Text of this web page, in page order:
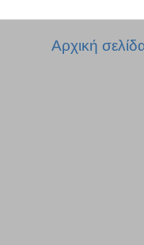
Αρχική